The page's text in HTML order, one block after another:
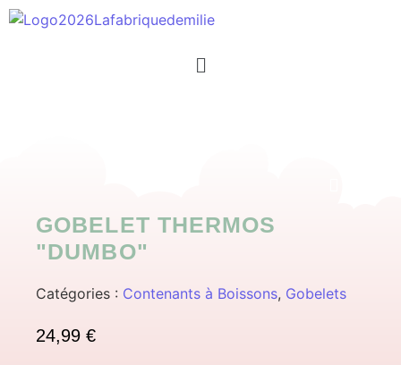
GOBELET THERMOS
"DUMBO"
Catégories : Contenants à Boissons, Gobelets
24,99 €